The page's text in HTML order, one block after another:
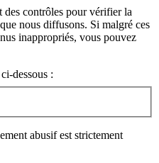
des contrôles pour vérifier la
nous diffusons. Si malgré ces
inappropriés, vous pouvez
dessous :
abusif est strictement